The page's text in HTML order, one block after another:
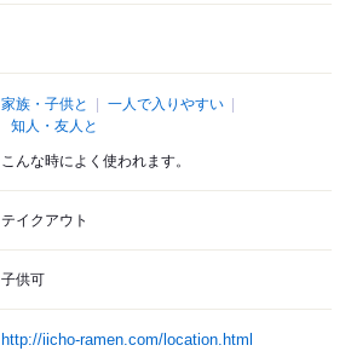
家族・子供と
一人で入りやすい
知人・友人と
こんな時によく使われます。
テイクアウト
子供可
http://iicho-ramen.com/location.html